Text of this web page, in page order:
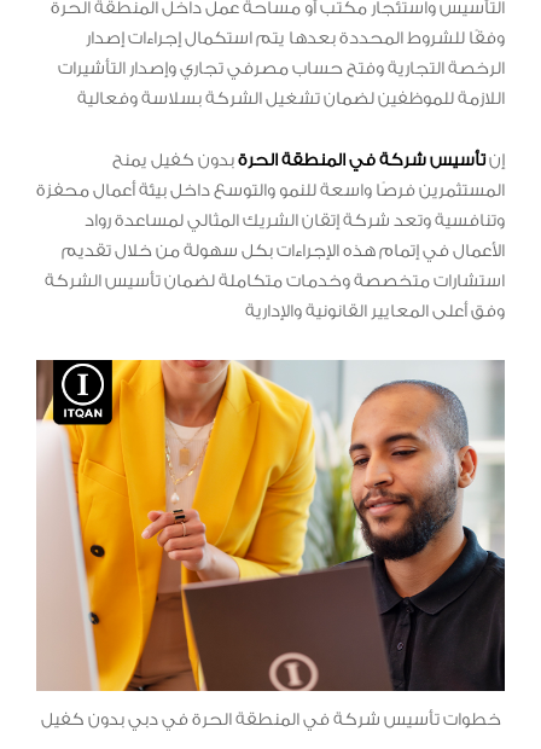
التأسيس واستئجار مكتب أو مساحة عمل داخل المنطقة الحرة
وفقًا للشروط المحددة بعدها يتم استكمال إجراءات إصدار
الرخصة التجارية وفتح حساب مصرفي تجاري وإصدار التأشيرات
اللازمة للموظفين لضمان تشغيل الشركة بسلاسة وفعالية
إنتأسيس شركة في المنطقة الحرةبدون كفيل يمنح
المستثمرين فرصًا واسعة للنمو والتوسع داخل بيئة أعمال محفزة
وتنافسية وتعد شركة إتقان الشريك المثالي لمساعدة رواد
الأعمال في إتمام هذه الإجراءات بكل سهولة من خلال تقديم
استشارات متخصصة وخدمات متكاملة لضمان تأسيس الشركة
وفق أعلى المعايير القانونية والإدارية
خطوات تأسيس شركة في المنطقة الحرة في دبي بدون كفيل